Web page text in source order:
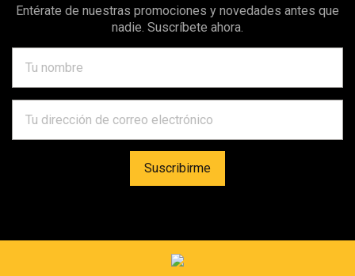
Entérate de nuestras promociones y novedades antes que
nadie. Suscríbete ahora.